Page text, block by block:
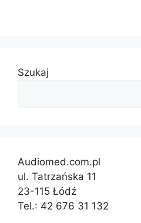
Szukaj
Audiomed.com.pl
ul. Tatrzańska 11
23-115 Łódź
Tel.: 42 676 31 132